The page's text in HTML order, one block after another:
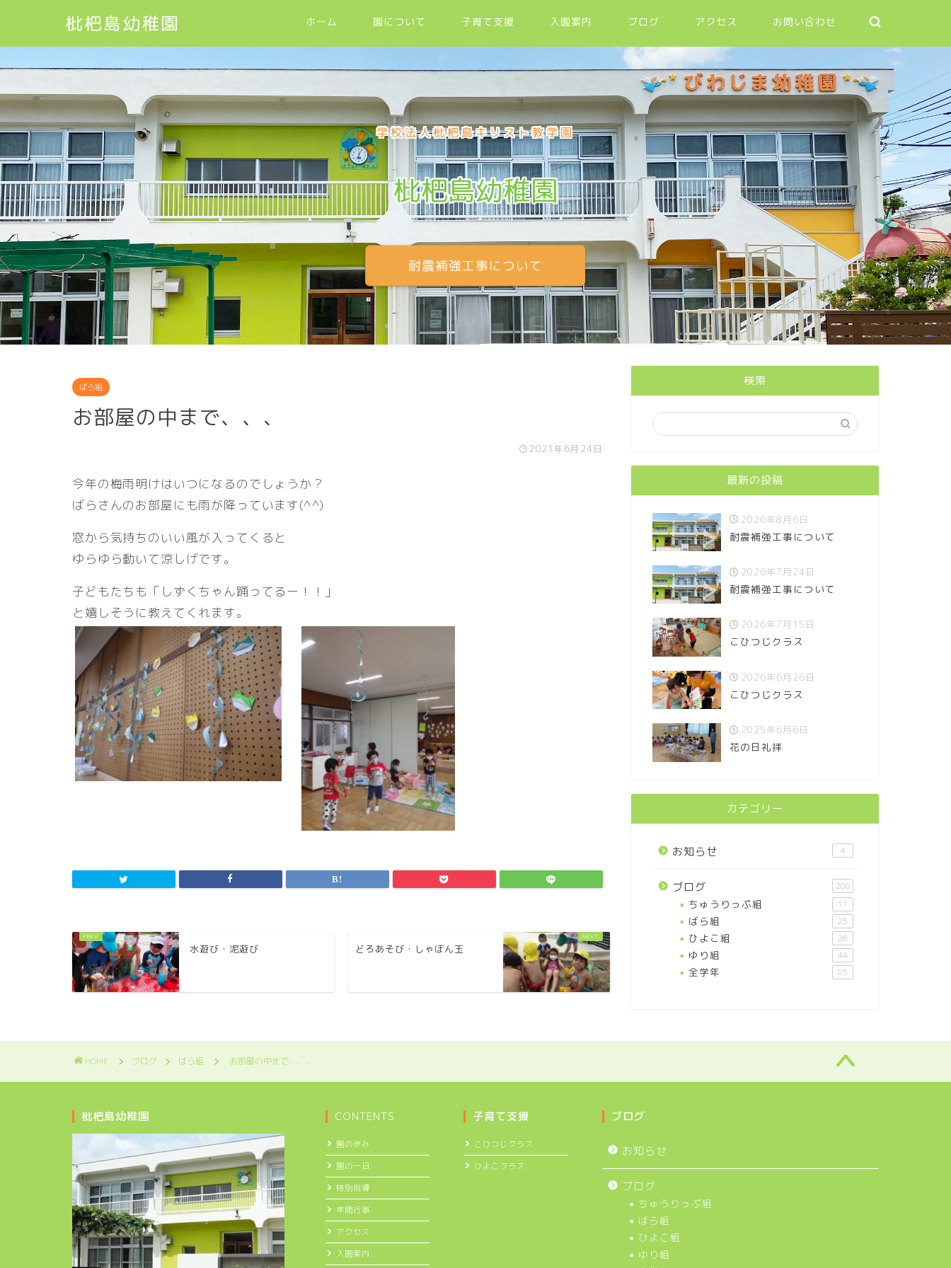
枇杷島幼稚園 ホーム 園について 子育て支援 入園案内 ブログ アクセス お問い合わせ
学校法人枇杷島キリスト教学園
枇杷島幼稚園
耐震補強工事について
ばら組
お部屋の中まで、、、
2021年6月24日
今年の梅雨明けはいつになるのでしょうか？
ばらさんのお部屋にも雨が降っています(^^)
窓から気持ちのいい風が入ってくると
ゆらゆら動いて涼しげです。
子どもたちも「しずくちゃん踊ってるー！！」
と嬉しそうに教えてくれます。
水遊び・泥遊び どろあそび・しゃぼん玉
検索
最新の投稿
2026年8月6日
耐震補強工事について
2026年7月24日
耐震補強工事について
2026年7月15日
こひつじクラス
2026年6月26日
こひつじクラス
2025年6月6日
花の日礼拝
カテゴリー
お知らせ 4
ブログ 208
ちゅうりっぷ組 17
ばら組 25
ひよこ組 26
ゆり組 44
全学年 85
HOME ブログ ばら組 お部屋の中まで、、、
枇杷島幼稚園 CONTENTS
園の歩み
園の一日
特別指導
年間行事
アクセス
入園案内
子育て支援
こひつじクラス
ひよこクラス
ブログ
お知らせ
ブログ
ちゅうりっぷ組
ばら組
ひよこ組
ゆり組